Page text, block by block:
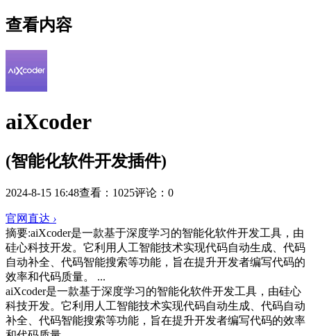
查看内容
aiXcoder
(智能化软件开发插件)
2024-8-15 16:48查看：1025评论：0
官网直达 ›
摘要:aiXcoder是一款基于深度学习的智能化软件开发工具，由
硅心科技开发。它利用人工智能技术实现代码自动生成、代码
自动补全、代码智能搜索等功能，旨在提升开发者编写代码的
效率和代码质量。 ...
aiXcoder是一款基于深度学习的智能化软件开发工具，由硅心
科技开发。它利用人工智能技术实现代码自动生成、代码自动
补全、代码智能搜索等功能，旨在提升开发者编写代码的效率